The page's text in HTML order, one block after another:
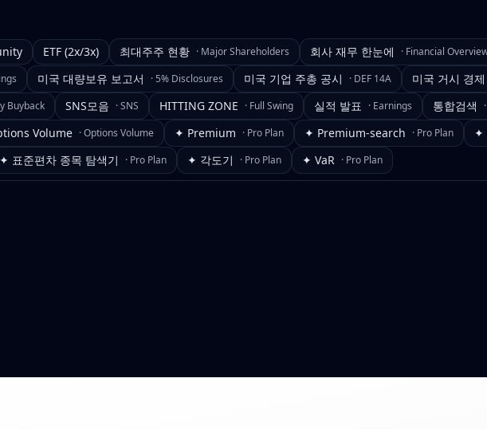
ETF (2x/3x) 최대주주 현황 · Major Shareholders 회사 재무 한눈에 · Financial
미국 대량보유 보고서 · 5% Disclosures 미국 기업 주총 공시 · DEF 14A 미국 거시 경제
Buyback SNS모음 ·SNS HITTING ZONE · Full Swing 실적 발표 · Earnings 통합검색 ·
Volume ·Options Volume ✦ Premium · Pro Plan ✦ Premium-search · Pro Plan ✦
✦ 표준편차 종목 탐색기 · Pro Plan ✦ 각도기 · Pro Plan ✦ VaR · Pro Plan